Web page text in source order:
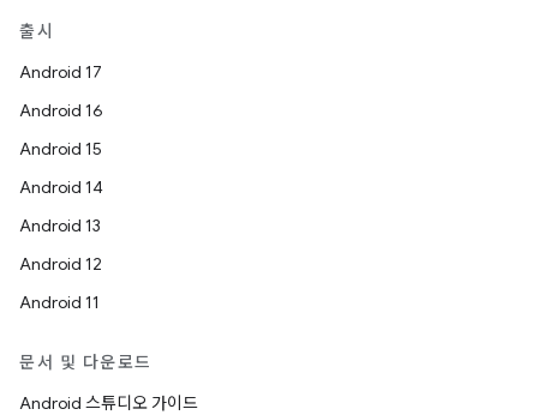
출시
Android 17
Android 16
Android 15
Android 14
Android 13
Android 12
Android 11
문서 및 다운로드
Android 스튜디오 가이드